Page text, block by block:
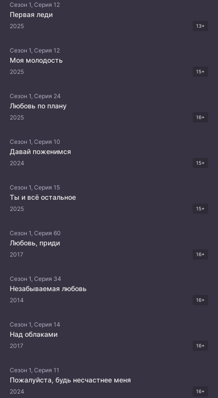
Сезон 1, Серия 12
Первая леди
2025 13+
Сезон 1, Серия 12
Моя молодость
2025 15+
Сезон 1, Серия 24
Любовь по плану
2025 16+
Сезон 1, Серия 10
Давай поженимся
2024 15+
Сезон 1, Серия 15
Ты и всё остальное
2025 15+
Сезон 1, Серия 60
Любовь, приди
2017 16+
Сезон 1, Серия 34
Незабываемая любовь
2014 16+
Сезон 1, Серия 14
Над облаками
2017 16+
Сезон 1, Серия 11
Пожалуйста, будь несчастнее меня
2024 16+